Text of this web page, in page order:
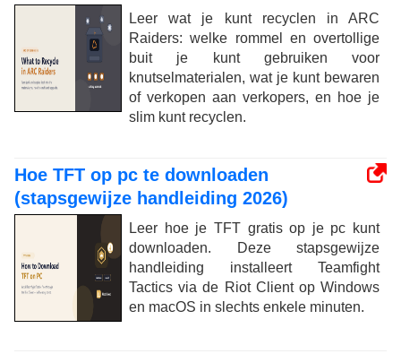
Leer wat je kunt recyclen in ARC
Raiders: welke rommel en overtollige
buit je kunt gebruiken voor
knutselmaterialen, wat je kunt bewaren
of verkopen aan verkopers, en hoe je
slim kunt recyclen.
Hoe TFT op pc te downloaden
(stapsgewijze handleiding 2026)
Leer hoe je TFT gratis op je pc kunt
downloaden. Deze stapsgewijze
handleiding installeert Teamfight
Tactics via de Riot Client op Windows
en macOS in slechts enkele minuten.